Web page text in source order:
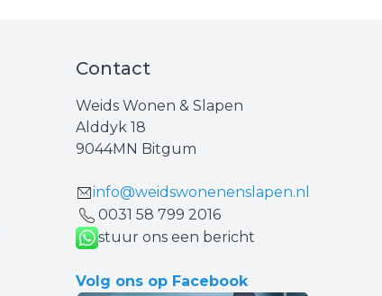
Contact
Weids Wonen & Slapen
Alddyk 18
9044MN Bitgum
info@weidswonenenslapen.nl
0031 ‪58 799 2016‬
stuur ons een bericht
Volg ons op Facebook